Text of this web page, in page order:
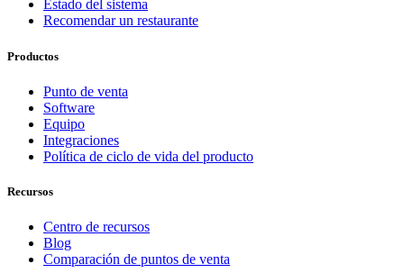
Estado del sistema
Recomendar un restaurante
Productos
Punto de venta
Software
Equipo
Integraciones
Política de ciclo de vida del producto
Recursos
Centro de recursos
Blog
Comparación de puntos de venta